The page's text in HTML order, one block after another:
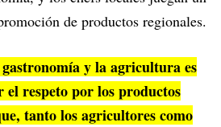
de productos regionales.
y la agricultura es
respeto por los productos
tanto los agricultores como